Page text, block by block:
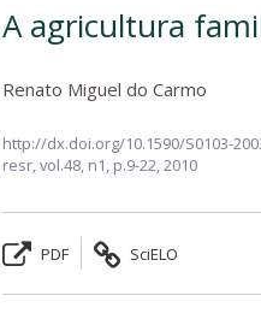
A agricultura
Renato Miguel do Carmo
http://dx.doi.org/10.1590/S0103-
resr,vol.48, n1, p.9-22, 2010
PDF
SciELO